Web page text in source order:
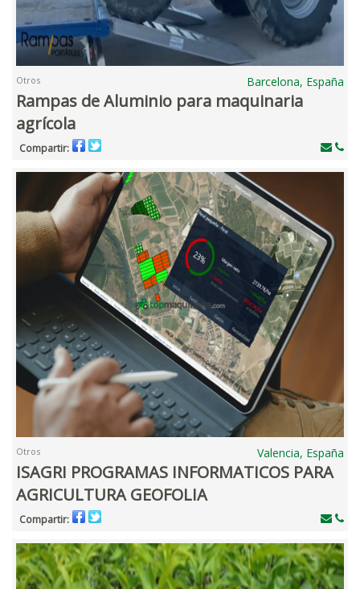
Otros Barcelona, España
Rampas de Aluminio para maquinaria
agrícola
Compartir:
Otros Valencia, España
ISAGRI PROGRAMAS INFORMATICOS PARA
AGRICULTURA GEOFOLIA
Compartir: